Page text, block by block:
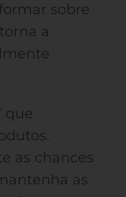
sobre
a
que
as chances
as